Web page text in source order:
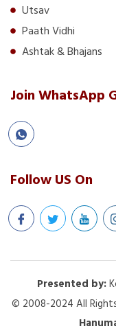
Utsav
Paath Vidhi
Ashtak & Bhajans
Join WhatsApp
Follow US On
Presented by:
© 2008-2024 All